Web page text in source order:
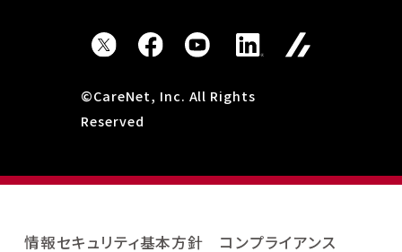
©CareNet, Inc. All Rights
Reserved
情報セキュリティ基本方針
コンプライアンス